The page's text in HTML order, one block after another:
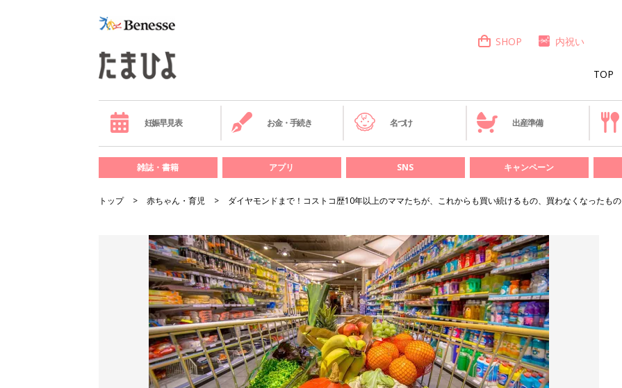
TOP
SHOP 内祝い
妊娠早見表 お金・手続き 名づけ 出産準備
雑誌・書籍 アプリ SNS キャンペーン
トップ 赤ちゃん・育児 ダイヤモンドまで！コストコ歴10年以上のママたちが、これからも買い続けるもの、買わなくなったもの